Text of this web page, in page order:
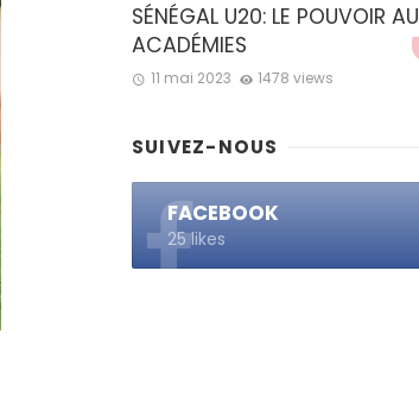
SÉNÉGAL U20: LE POUVOIR
ACADÉMIES
11 mai 2023 1478 views
SUIVEZ-NOUS
FACEBOOK
25 likes